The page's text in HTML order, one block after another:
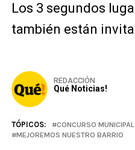
Los 3 segundos
también están
REDACCIÓN
Qué Noticias!
TÓPICOS: CONCURSO MUNICIPAL
MEJOREMOS NUESTRO BARRIO